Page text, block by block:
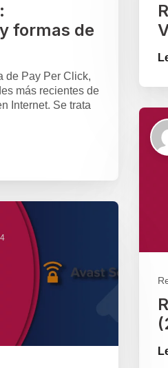
formas de
de Pay Per Click,
más recientes de
Internet. Se trata